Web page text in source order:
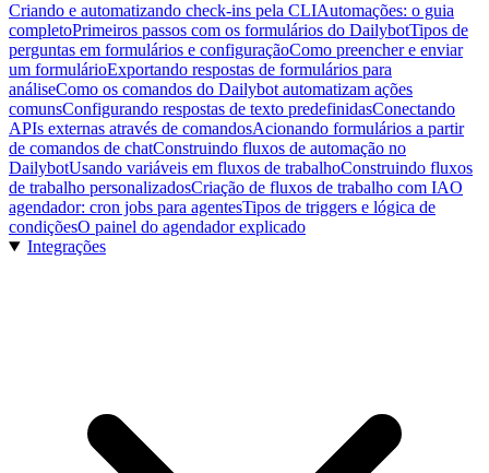
Criando e automatizando check-ins pela CLIAutomações: o guia
completoPrimeiros passos com os formulários do DailybotTipos de
perguntas em formulários e configuraçãoComo preencher e enviar
um formulárioExportando respostas de formulários para
análiseComo os comandos do Dailybot automatizam ações
comunsConfigurando respostas de texto predefinidasConectando
APIs externas através de comandosAcionando formulários a partir
de comandos de chatConstruindo fluxos de automação no
DailybotUsando variáveis em fluxos de trabalhoConstruindo fluxos
de trabalho personalizadosCriação de fluxos de trabalho com IAO
agendador: cron jobs para agentesTipos de triggers e lógica de
condiçõesO painel do agendador explicado
Integrações